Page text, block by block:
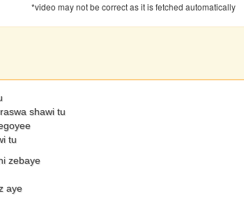
*video may not be correct as it is fetched automatically
shawi tu
tu
zebaye
aye